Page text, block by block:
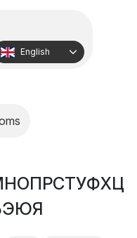
English
НОПРСТУФХЦ
ЭЮЯ